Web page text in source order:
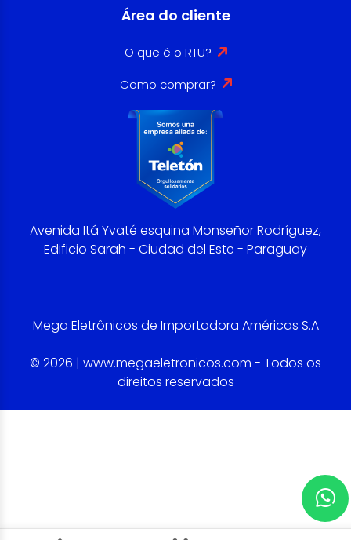
Área do cliente
O que é o RTU?
Como comprar?
Avenida Itá Yvaté esquina Monseñor Rodríguez,
Edificio Sarah - Ciudad del Este - Paraguay
Mega Eletrônicos de Importadora Américas S.A
© 2026 | www.megaeletronicos.com - Todos os
direitos reservados